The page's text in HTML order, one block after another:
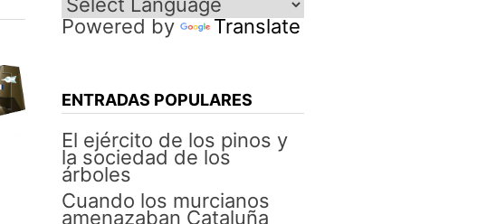
Powered by Translate
ENTRADAS POPULARES
El ejército de los pinos y
la sociedad de los
árboles
Cuando los murcianos
amenazaban Cataluña